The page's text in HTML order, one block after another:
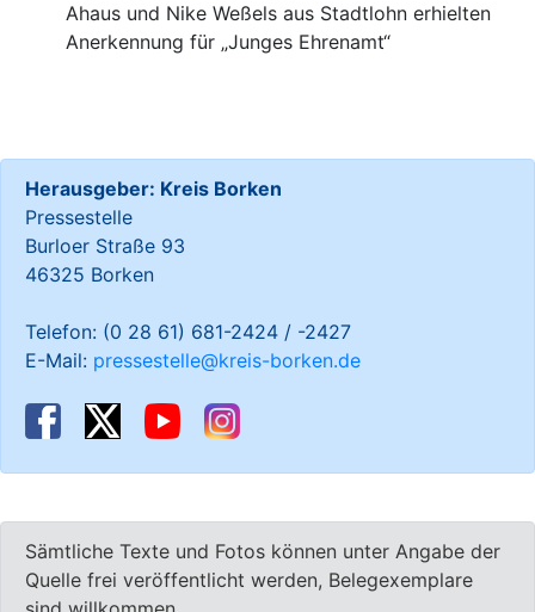
Ahaus und Nike Weßels aus Stadtlohn erhielten
Anerkennung für „Junges Ehrenamt“
Herausgeber: Kreis Borken
Pressestelle
Burloer Straße 93
46325 Borken
Telefon: (0 28 61) 681-2424 / -2427
E-Mail: pressestelle@kreis-borken.de
Sämtliche Texte und Fotos können unter Angabe der
Quelle frei veröffentlicht werden, Belegexemplare